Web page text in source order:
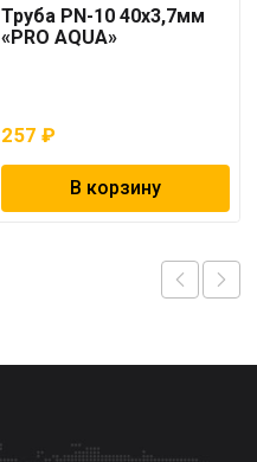
Труба PN-10 40х3,7мм
«PRO AQUA»
257₽
В корзину